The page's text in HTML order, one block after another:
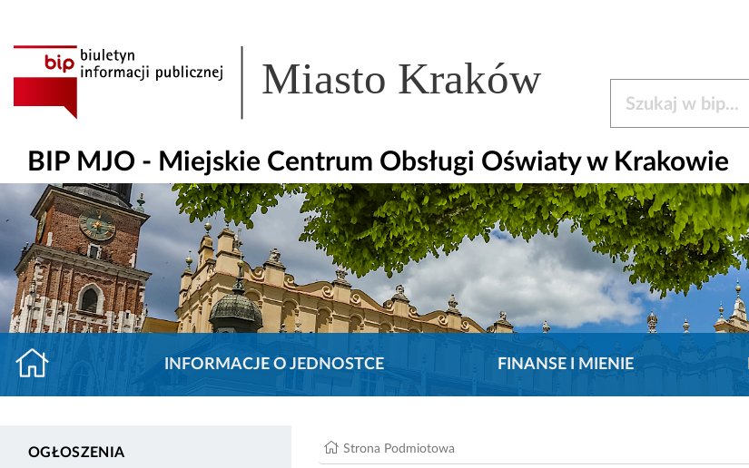
Miasto Kraków
BIP MJO - Miejskie Centrum Obsługi Oświaty w Krakowie
INFORMACJE O JEDNOSTCE FINANSE I MIENIE
OGŁOSZENIA Strona Podmiotowa